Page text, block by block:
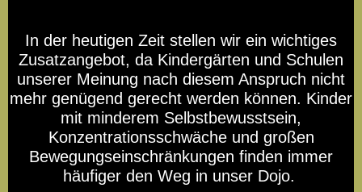
Ninpo Ralphs Welt der Ninja
Anfahrt
Kontakt
Impressum
In der heutigen Zeit stellen wir ein wichtiges
Zusatzangebot, da Kindergärten und Schulen
unserer Meinung nach diesem Anspruch nicht
mehr genügend gerecht werden können. Kinder
mit minderem Selbstbewusstsein,
Konzentrationsschwäche und großen
Bewegungseinschränkungen finden immer
häufiger den Weg in unser Dojo.